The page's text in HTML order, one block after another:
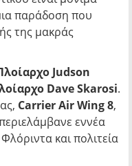
παράδοση που
της μακράς
Judson
Dave Skarosi.
Carrier Air Wing 8,
εννέα
και πολιτεία